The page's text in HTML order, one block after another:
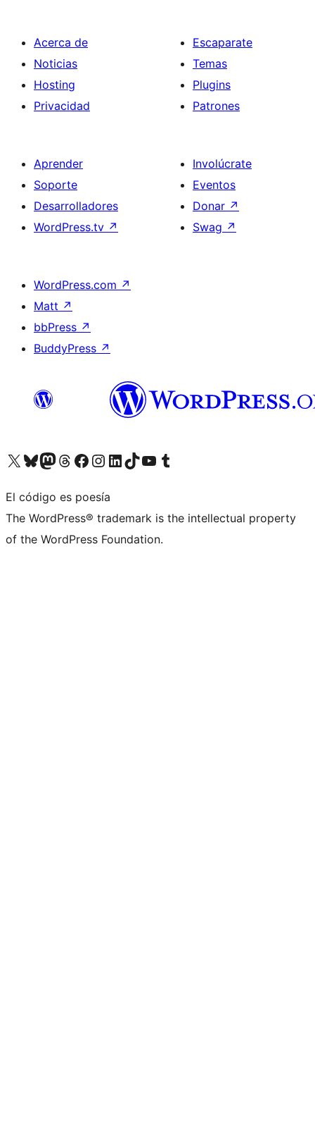
Acerca de
Noticias
Hosting
Privacidad
Escaparate
Temas
Plugins
Patrones
Aprender
Soporte
Desarrolladores
WordPress.tv ↗
Involúcrate
Eventos
Donar ↗
Swag ↗
WordPress.com ↗
Matt ↗
bbPress ↗
BuddyPress ↗
Visita nuestra cuenta de X (anteriormente Twitter)
Visita nuestra cuenta de Bluesky
Visita nuestra cuenta de Mastodon
Visita nuestra cuenta de Threads
Visita nuestra página de Facebook
Visita nuestra cuenta de Instagram
Visita nuestra cuenta de LinkedIn
Visita nuestra cuenta de TikTok
Visita nuestro canal de YouTube
Visita nuestra cuenta de Tumblr
El código es poesía
The WordPress® trademark is the intellectual property
of the WordPress Foundation.